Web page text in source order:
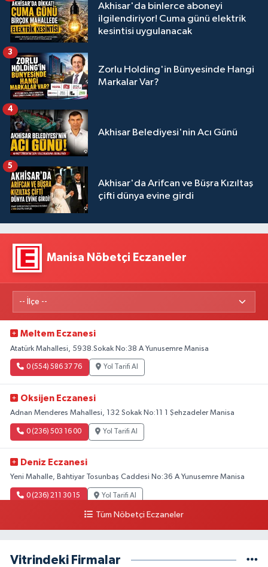
Akhisar'da binlerce aboneyi
ilgilendiriyor! Cuma günü elektrik
kesintisi uygulanacak
Zorlu Holding'in Bünyesinde Hangi
Markalar Var?
3
Akhisar Belediyesi'nin Acı Günü
4
Akhisar'da Arifcan ve Büşra Kızıltaş
çifti dünya evine girdi
5
Manisa Nöbetçi Eczaneler
Meltem Eczanesi
Atatürk Mahallesi, 5938.Sokak No:38 A Yunusemre Manisa
0 (554) 586 37 76 Yol Tarifi Al
Oksijen Eczanesi
Adnan Menderes Mahallesi, 132 Sokak No:11 1 Şehzadeler Manisa
0 (236) 503 16 00 Yol Tarifi Al
Deniz Eczanesi
Yeni Mahalle, Bahtiyar Tosunbaş Caddesi No:36 A Yunusemre Manisa
0 (236) 211 30 15 Yol Tarifi Al
0 (236) 237 30 03 Yol Tarifi Al
Tüm Nöbetçi Eczaneler
Vitrindeki Firmalar